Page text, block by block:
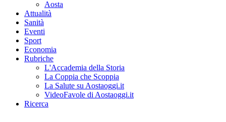
Aosta
Attualità
Sanità
Eventi
Sport
Economia
Rubriche
L'Accademia della Storia
La Coppia che Scoppia
La Salute su Aostaoggi.it
VideoFavole di Aostaoggi.it
Ricerca